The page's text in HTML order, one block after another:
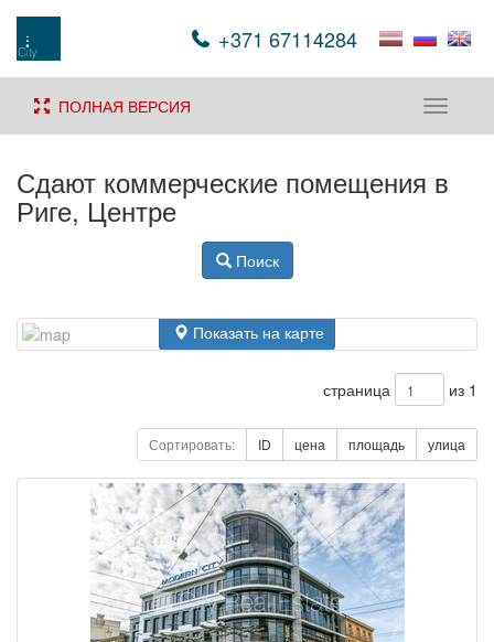
+371 67114284
Toggle
ПОЛНАЯ ВЕРСИЯ
Сдают коммерческие помещения в
Риге, Центре
Поиск
Показать на карте
страница из 1
Сортировать: ID цена площадь улица